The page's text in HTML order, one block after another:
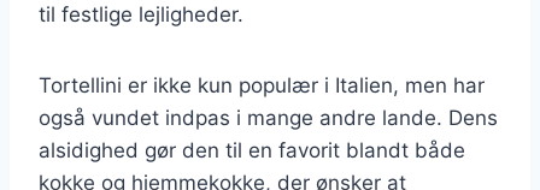
til festlige lejligheder.
Tortellini er ikke kun populær i Italien, men har
også vundet indpas i mange andre lande. Dens
alsidighed gør den til en favorit blandt både
kokke og hjemmekokke, der ønsker at